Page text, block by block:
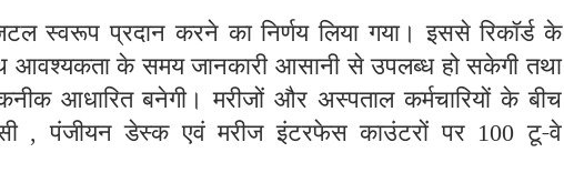
स्वरूप प्रदान करने का निर्णय लिया गया। इससे रिकॉर्ड के
आवश्यकता के समय जानकारी आसानी से उपलब्ध हो सकेगी तथा
आधारित बनेगी। मरीजों और अस्पताल कर्मचारियों के बीच
,पंजीयन डेस्क एवं मरीज इंटरफेस काउंटरों पर 100टू-वे